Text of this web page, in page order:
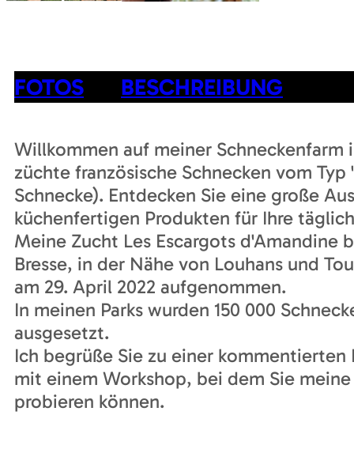
FOTOS BESCHREIBUNG
Willkommen auf meiner Schneckenfarm
züchte französische Schnecken vom Typ
Schnecke). Entdecken Sie eine große
küchenfertigen Produkten für Ihre
Meine Zucht Les Escargots d'Amandine
Bresse, in der Nähe von Louhans und
am 29. April 2022 aufgenommen.
In meinen Parks wurden 150 000
ausgesetzt.
Ich begrüße Sie zu einer
mit einem Workshop, bei dem Sie
probieren können.